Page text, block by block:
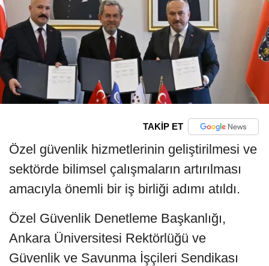
TAKİP ET
Özel güvenlik hizmetlerinin geliştirilmesi ve
sektörde bilimsel çalışmaların artırılması
amacıyla önemli bir iş birliği adımı atıldı.
Özel Güvenlik Denetleme Başkanlığı,
Ankara Üniversitesi Rektörlüğü ve
Güvenlik ve Savunma İşçileri Sendikası